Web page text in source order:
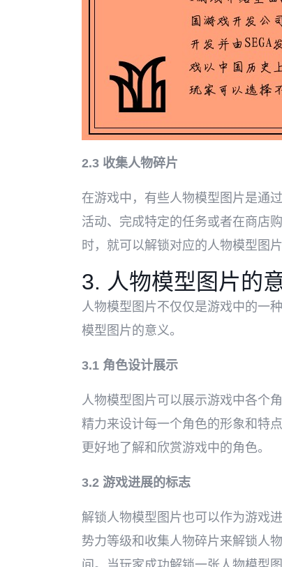
2.3 收集人物碎片
在游戏中，有些人物模型图片是通
活动、完成特定的任务或者在商店
时，就可以解锁对应的人物模型图片
3. 人物模型图片的
人物模型图片不仅仅是游戏中的一
模型图片的意义。
3.1 角色设计展示
人物模型图片可以展示游戏中各个
精力来设计每一个角色的形象和特
更好地了解和欣赏游戏中的角色。
3.2 游戏进展的标志
解锁人物模型图片也可以作为游戏
势力等级和收集人物碎片来解锁人